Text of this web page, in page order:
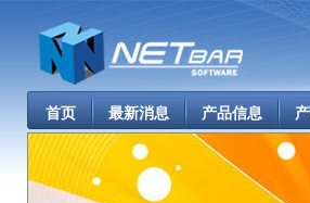
首页 最新消息 产品信息